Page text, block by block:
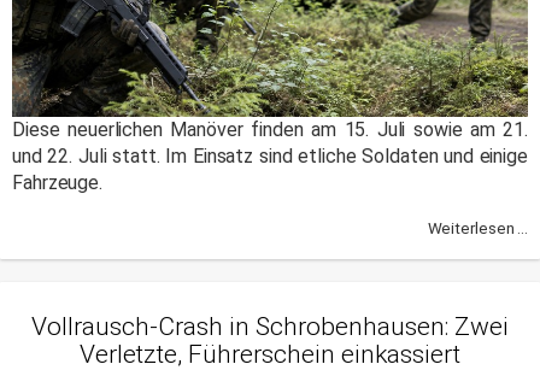
Diese neuerlichen Manöver finden am 15. Juli sowie am 21.
und 22. Juli statt. Im Einsatz sind etliche Soldaten und einige
Fahrzeuge.
Weiterlesen ...
Vollrausch-Crash in Schrobenhausen: Zwei
Verletzte, Führerschein einkassiert